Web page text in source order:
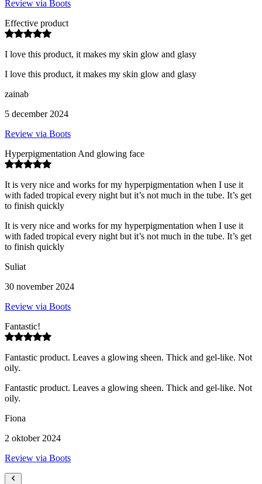
Review via Boots
Effective product
I love this product, it makes my skin glow and glasy
I love this product, it makes my skin glow and glasy
zainab
5 december 2024
Review via Boots
Hyperpigmentation And glowing face
It is very nice and works for my hyperpigmentation when I use it
with faded tropical every night but it’s not much in the tube. It’s get
to finish quickly
It is very nice and works for my hyperpigmentation when I use it
with faded tropical every night but it’s not much in the tube. It’s get
to finish quickly
Suliat
30 november 2024
Review via Boots
Fantastic!
Fantastic product. Leaves a glowing sheen. Thick and gel-like. Not
oily.
Fantastic product. Leaves a glowing sheen. Thick and gel-like. Not
oily.
Fiona
2 oktober 2024
Review via Boots